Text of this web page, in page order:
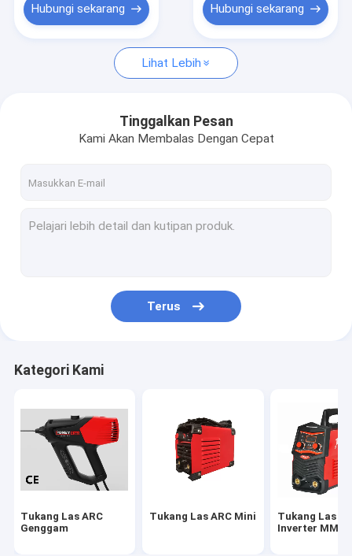
Tukang Las ARC Genggam
Tukang Las ARC Mini
Mesin Las Digital
Mesin Las LED
Tukang Las MIG Aluminium
Tukang Las TIG Inverter
Tukang Las TIG Pulsa
Mesin Pemotong Plasma Udara
Pengisi Daya Baterai Mobil Portabel
Hubungi sekarang Hubungi sekarang
Lihat Lebih
Tinggalkan Pesan
Kami Akan Membalas Dengan Cepat
Terus
Kategori Kami
Tukang Las ARC
Genggam
Tukang Las ARC Mini
Tukang Las
Inverter MMA